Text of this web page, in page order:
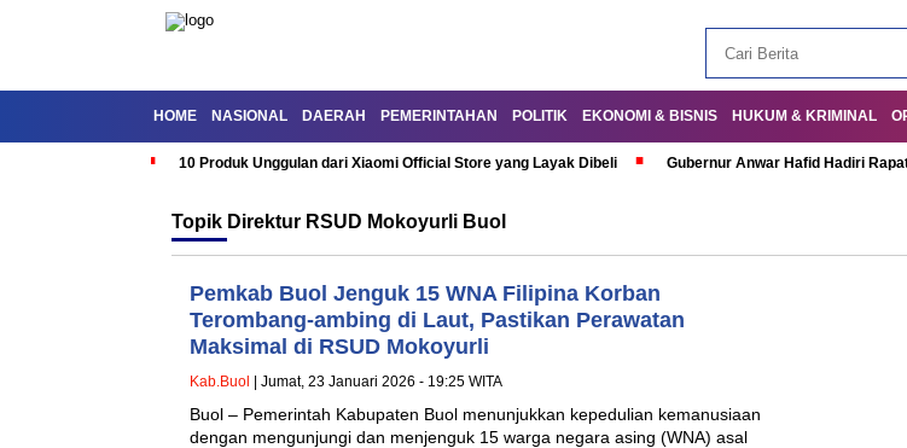
HOME NASIONAL DAERAH PEMERINTAHAN POLITIK EKONOMI & BISNIS HUKUM & KRIMINAL
10 Produk Unggulan dari Xiaomi Official Store yang Layak Dibeli Gubernur Anwar Hafid Hadiri
Topik Direktur RSUD Mokoyurli Buol
Pemkab Buol Jenguk 15 WNA Filipina Korban
Terombang-ambing di Laut, Pastikan Perawatan
Maksimal di RSUD Mokoyurli
Kab.Buol | Jumat, 23 Januari 2026 - 19:25 WITA
Buol – Pemerintah Kabupaten Buol menunjukkan kepedulian kemanusiaan
dengan mengunjungi dan menjenguk 15 warga negara asing (WNA) asal